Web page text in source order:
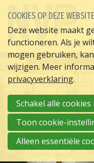
COOKIES OP DEZE WEBSITE
Deze website maakt
functioneren. Als je
mogen gebruiken,
wijzigen. Meer
privacyverklaring.
Schakel alle cookies
Toon cookie-
Alleen essentiële